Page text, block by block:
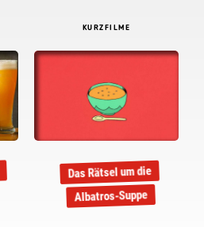
KURZFILME
Das Rätsel um die
Albatros-Suppe